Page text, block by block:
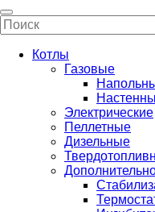
Котлы
Газовые
Электрические
Пеллетные
Дизельные